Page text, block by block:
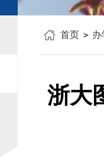
博士后管理 教学与教务
毕业论文
科研训练
对外交流
首页 办
浙大